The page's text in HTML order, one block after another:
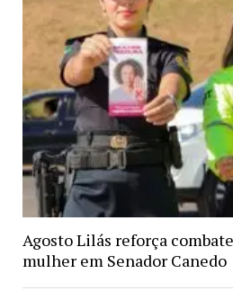
Agosto Lilás reforça
mulher em Senador Canedo